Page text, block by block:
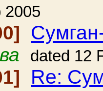
2005
dated 12
Re: